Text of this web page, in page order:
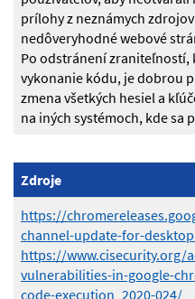
prílohy z neznámych
nedôveryhodné webové
Po odstránení
vykonanie kódu, je dobrou
zmena všetkých hesiel a
na iných systémoch, kde sa
Zdroje
https://
channel-update-for-
https://www.cisecurity.org/
vulnerabilities-in-google-
code-execution_2020-024/